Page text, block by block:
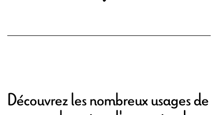
Découvrez les nombreux usages de